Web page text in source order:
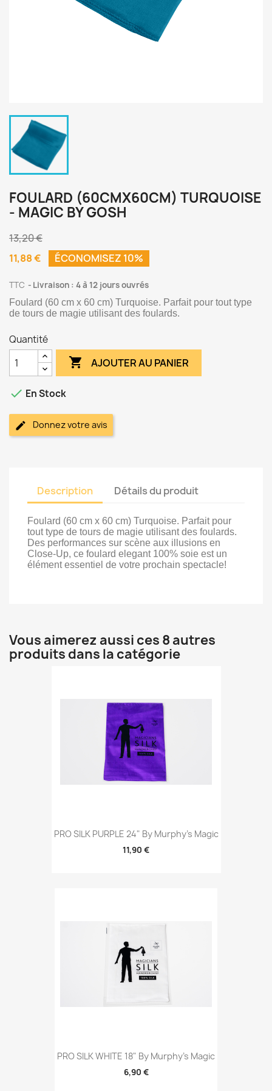
FOULARD (60CMX60CM) TURQUOISE
- MAGIC BY GOSH
13,20 €
11,88 €
ÉCONOMISEZ 10%
TTC Livraison : 4 à 12 jours ouvrés
Foulard (60 cm x 60 cm) Turquoise. Parfait pour tout type
de tours de magie utilisant des foulards.
Quantité
 AJOUTER AU PANIER
 En Stock
Donnez votre avis
Description Détails du produit
Foulard (60 cm x 60 cm) Turquoise. Parfait pour
tout type de tours de magie utilisant des foulards.
Des performances sur scène aux illusions en
Close-Up, ce foulard elegant 100% soie est un
élément essentiel de votre prochain spectacle!
Vous aimerez aussi ces 8 autres
produits dans la catégorie
PRO SILK PURPLE 24" By Murphy's Magic
11,90 €
PRO SILK WHITE 18" By Murphy's Magic
6,90 €